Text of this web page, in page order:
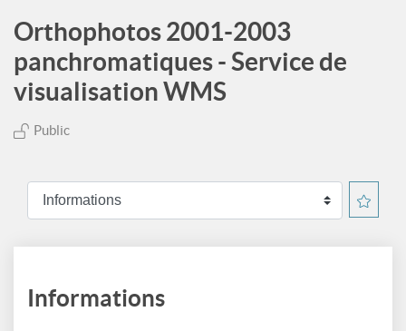
Orthophotos 2001-2003
panchromatiques - Service de
visualisation WMS
Public
Informations